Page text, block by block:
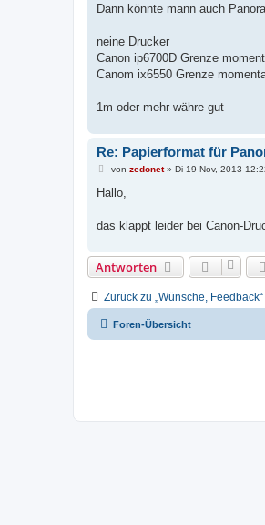
r
Dann könnte mann auch
neine Drucker
Canon ip6700D Grenze
Canom ix6550 Grenze
1m oder mehr währe gut
Re: Papierformat für
B
i
a
von zedonet» Di 19 Nov, 2013
Hallo,
das klappt leider bei Canon-
Antworten
Zurück zu „Wünsche, Feedback“
Foren-Übersicht